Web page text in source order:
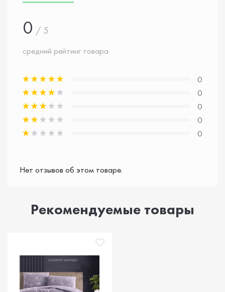
0 / 5
средний рейтинг товара
0
0
0
0
0
Нет отзывов об этом товаре.
Рекомендуемые товары